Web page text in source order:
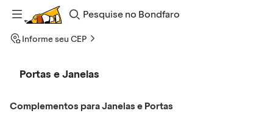
Pesquise
Bondfaro
Informe seu CEP
Portas e Janelas
Complementos para Janelas e Portas